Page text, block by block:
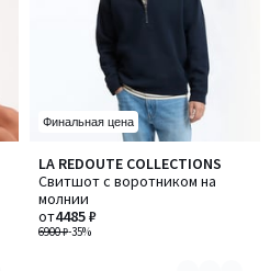
Финальная цена
LA REDOUTE COLLECTIONS
Свитшот с воротником на
молнии
6900 ₽-35%
от4485 ₽
Количество
цветов:
2